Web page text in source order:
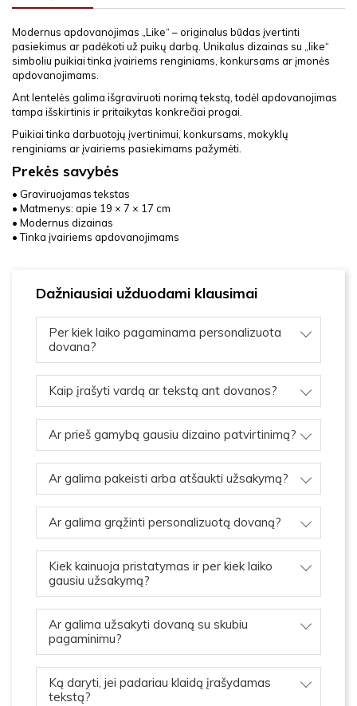
Modernus apdovanojimas „Like“ – originalus būdas įvertinti
pasiekimus ar padėkoti už puikų darbą. Unikalus dizainas su „like“
simboliu puikiai tinka įvairiems renginiams, konkursams ar įmonės
apdovanojimams.
Ant lentelės galima išgraviruoti norimą tekstą, todėl apdovanojimas
tampa išskirtinis ir pritaikytas konkrečiai progai.
Puikiai tinka darbuotojų įvertinimui, konkursams, mokyklų
renginiams ar įvairiems pasiekimams pažymėti.
Prekės savybės
• Graviruojamas tekstas
• Matmenys: apie 19 × 7 × 17 cm
• Modernus dizainas
• Tinka įvairiems apdovanojimams
Dažniausiai užduodami klausimai
Per kiek laiko pagaminama personalizuota
dovana?
Kaip įrašyti vardą ar tekstą ant dovanos?
Ar prieš gamybą gausiu dizaino patvirtinimą?
Ar galima pakeisti arba atšaukti užsakymą?
Ar galima grąžinti personalizuotą dovaną?
Kiek kainuoja pristatymas ir per kiek laiko
gausiu užsakymą?
Ar galima užsakyti dovaną su skubiu
pagaminimu?
Ką daryti, jei padariau klaidą įrašydamas
tekstą?